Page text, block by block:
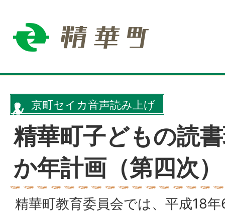
京町セイカ音声読み上げ
精華町子どもの読
か年計画（第四次）
精華町教育委員会では、平成18